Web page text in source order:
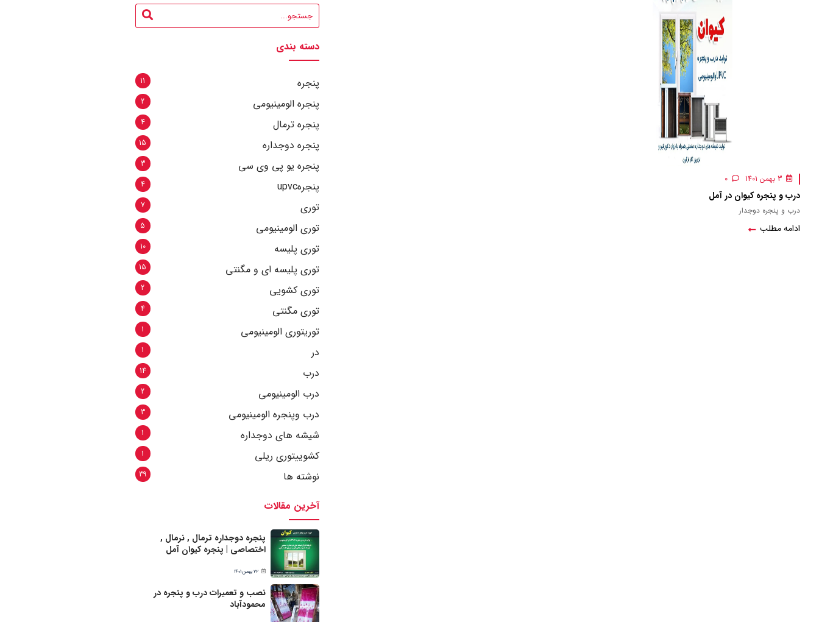
درب و پنجره کیوان در آمل
درب و پنجره دوجدار
ادامه مطلب
دسته بندی
پنجره 11
پنجره الومینیومی 2
پنجره ترمال 4
پنجره دوجداره 15
پنجره یو پی وی سی 3
پنجرهupvc 4
توری 7
توری الومینیومی 5
توری پلیسه 10
توری پلیسه ای و مگنتی 15
توری کشویی 2
توری مگنتی 4
توریتوری الومینیومی 1
در 1
درب 14
درب الومینیومی 2
درب وپنجره الومینیومی 3
شیشه های دوجداره 1
کشوییتوری ریلی 1
نوشته ها 39
آخرین مقالات
پنجره دوجداره ترمال , نرمال ,
اختصاصی | پنجره کیوان آمل
22 بهمن 1401
نصب و تعمیرات درب و پنجره در
محمودآباد